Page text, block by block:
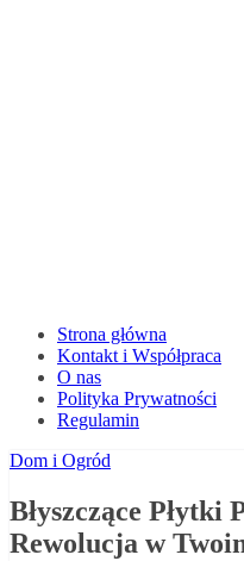
Strona główna
Kontakt i Współpraca
O nas
Polityka Prywatności
Regulamin
Dom i Ogród
Błyszczące Płytki
Rewolucja w